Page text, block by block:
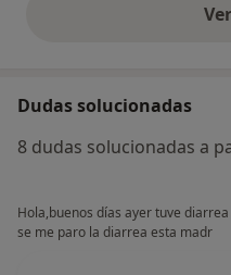
Dudas solucionadas
8 dudas solucionadas a
Hola,buenos días ayer tuve
se me paro la diarrea esta madr